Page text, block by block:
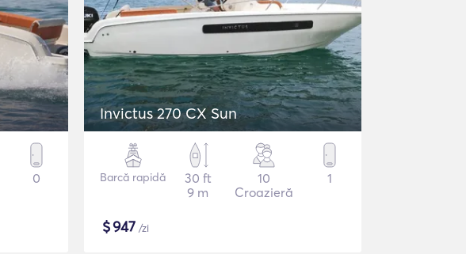
0
Invictus 270 CX Sun
Barcă rapidă
30 ft
9 m
10
Croazieră
1
$947 /zi